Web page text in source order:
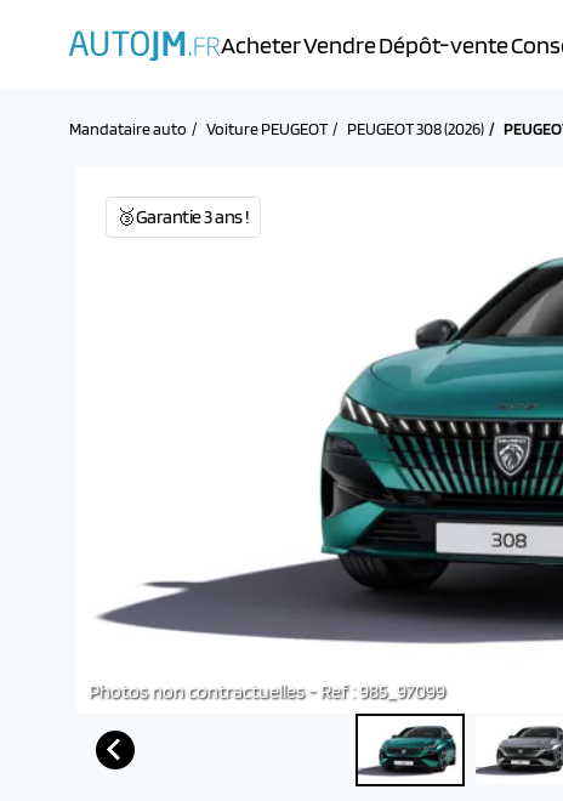
AcheterVendreDépôt-vente
Mandataire auto Voiture PEUGEOT PEUGEOT 308 (2026)
Photos non contractuelles - Ref : 985_97099
🥉Garantie 3 ans !